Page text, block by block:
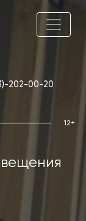
202-00-20